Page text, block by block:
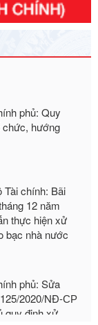
phủ: Quy
chức, hướng
phủ: Quy
hướng
chính: Bãi
12 năm
thực hiện xử
nhà nước
phủ: Sửa
2020/NĐ-СР
quy định xử
sửa đổi, bổ